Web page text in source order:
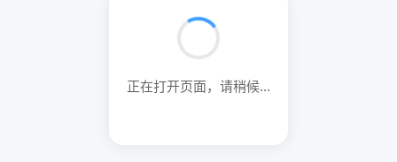
正在打开页面，请稍候...